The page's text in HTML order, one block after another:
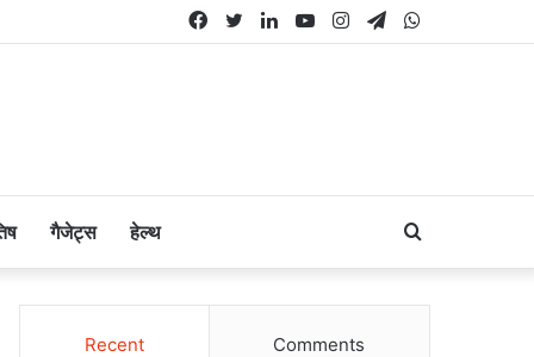
Telegram
Instagram
YouTube
LinkedIn
Twitter
Facebook
गैजेट्स हेल्थ Search
for
Recent Comments